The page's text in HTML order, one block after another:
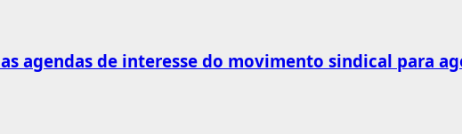
agendas de interesse do movimento sindical para